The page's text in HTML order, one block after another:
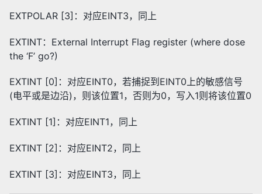
EXTPOLAR [3]：对应EINT3，同上
EXTINT：External Interrupt Flag register (where dose
the ‘F’ go?)
EXTINT [0]：对应EINT0，若捕捉到EINT0上的敏感信号
(电平或是边沿)，则该位置1，否则为0，写入1则将该位置0
EXTINT [1]：对应EINT1，同上
EXTINT [2]：对应EINT2，同上
EXTINT [3]：对应EINT3，同上